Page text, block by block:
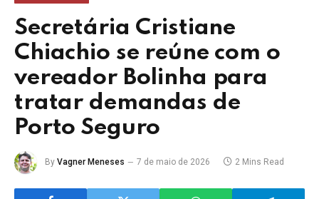
Secretária Cristiane
Chiachio se reúne com o
vereador Bolinha para
tratar demandas de
Porto Seguro
By Vagner Meneses 7 de maio de 2026 2 Mins Read